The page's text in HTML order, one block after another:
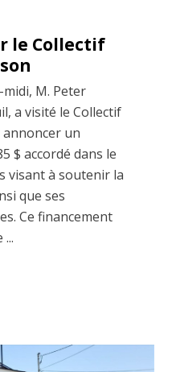
le Collectif
M. Peter
a visité le Collectif
un
$ accordé dans le
visant à soutenir la
que ses
Ce financement